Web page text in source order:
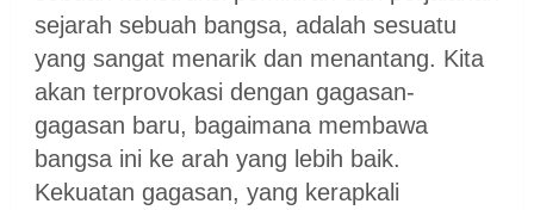
sejarah sebuah bangsa, adalah sesuatu
yang sangat menarik dan menantang. Kita
akan terprovokasi dengan gagasan-
gagasan baru, bagaimana membawa
bangsa ini ke arah yang lebih baik.
Kekuatan gagasan, yang kerapkali